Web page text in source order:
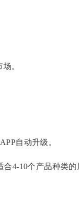
。
APP自动升级。
4-10个产品种类